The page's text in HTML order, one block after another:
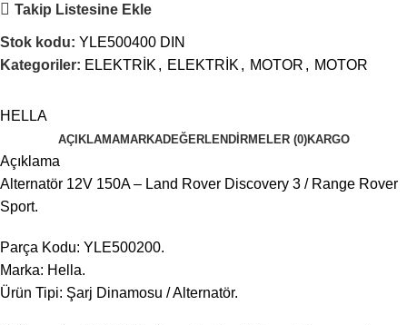
Takip Listesine Ekle
Stok kodu: YLE500400 DIN
Kategoriler: ELEKTRİK , ELEKTRİK , MOTOR , MOTOR
HELLA
AÇIKLAMAMARKADEĞERLENDIRMELER (0)KARGO
Açıklama
Alternatör 12V 150A – Land Rover Discovery 3 / Range Rover
Sport.
Parça Kodu: YLE500200.
Marka: Hella.
Ürün Tipi: Şarj Dinamosu / Alternatör.